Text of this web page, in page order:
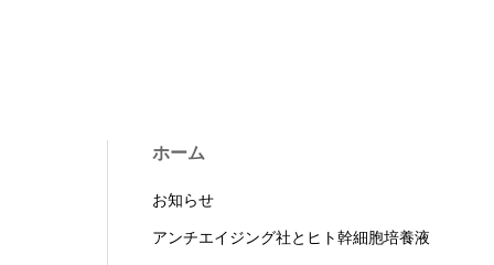
ホーム
お知らせ
アンチエイジング社とヒト幹細胞培養液